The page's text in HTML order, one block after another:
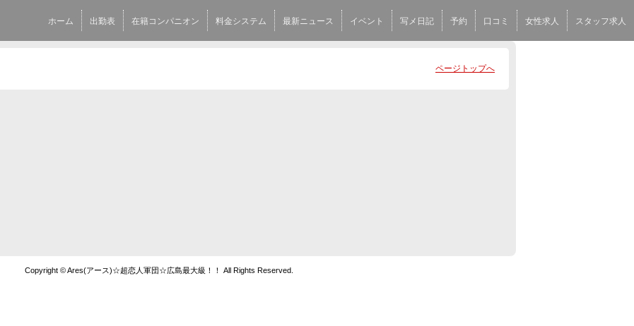
ホーム 出勤表 在籍コンパニオン 料金システム 最新ニュース イベント 写メ日記 予約 口コミ 女性求人 スタッフ求人
ページトップへ
Copyright © Ares(アース)☆超恋人軍団☆広島最大級！！ All Rights Reserved.